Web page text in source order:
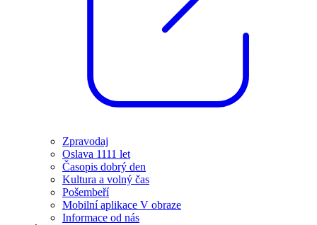
Zpravodaj
Oslava 1111 let
Časopis dobrý den
Kultura a volný čas
Pošembeří
Mobilní aplikace V obraze
Informace od nás